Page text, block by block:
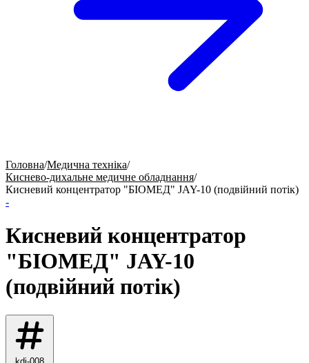
Головна/Медична техніка/
Киснево-дихальне медичне обладнання/
Кисневий концентратор "БІОМЕД" JAY-10 (подвійний потік)
-
Кисневий концентратор
"БІОМЕД" JAY-10
(подвійний потік)